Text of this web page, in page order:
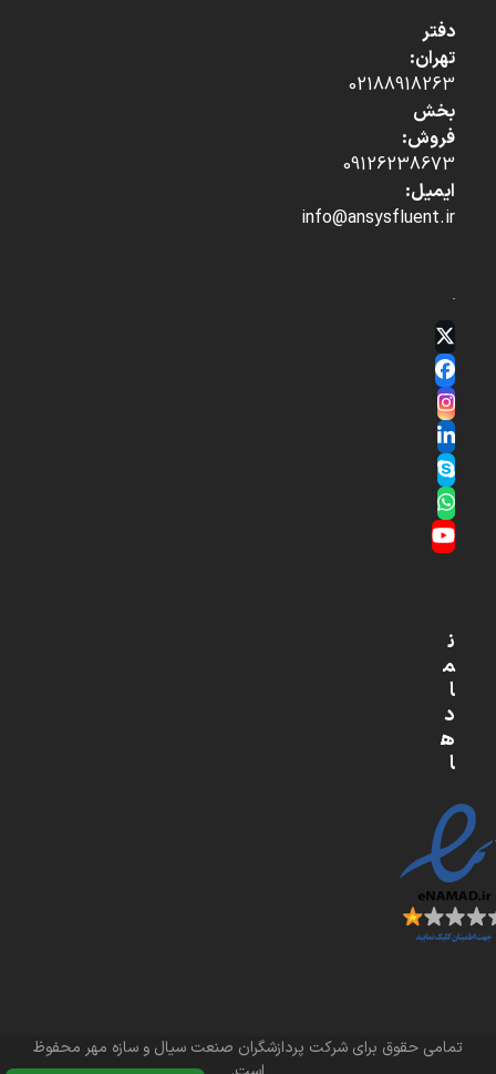
دفتر
تهران:
02188918263
بخش
فروش:
09126238673
ایمیل:
info@ansysfluent.ir
Twitter
(deprecated)
Facebook
Instagram
LinkedIn
Skype
Whatsapp
YouTube
ن
م
ا
د
ه
ا
تمامی حقوق برای شرکت پردازشگران صنعت سیال و سازه مهر محفوظ